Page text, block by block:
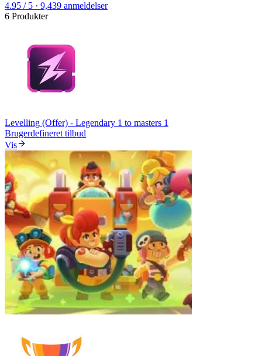
4.95 / 5 · 9,439 anmeldelser
6 Produkter
Levelling (Offer) - Legendary 1 to masters 1
Brugerdefineret tilbud
Vis